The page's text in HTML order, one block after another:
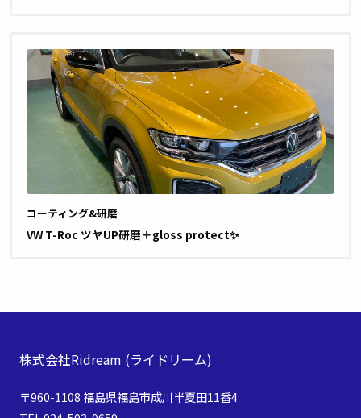
コーティング&研磨
VW T-Roc ツヤUP研磨＋gloss protect✨
株式会社Ridream (ライドリーム)
〒960-1108 福島県福島市成川半夏田11番4